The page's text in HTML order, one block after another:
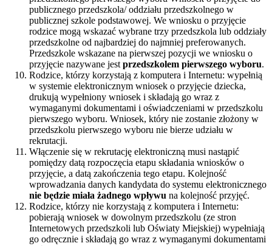
publicznego przedszkola/ oddziału przedszkolnego w
publicznej szkole podstawowej. We wniosku o przyjęcie
rodzice mogą wskazać wybrane trzy przedszkola lub oddziały
przedszkolne od najbardziej do najmniej preferowanych.
Przedszkole wskazane na pierwszej pozycji we wniosku o
przyjęcie nazywane jest przedszkolem pierwszego wyboru.
Rodzice, którzy korzystają z komputera i Internetu: wypełnią
w systemie elektronicznym wniosek o przyjęcie dziecka,
drukują wypełniony wniosek i składają go wraz z
wymaganymi dokumentami i oświadczeniami w przedszkolu
pierwszego wyboru. Wniosek, który nie zostanie złożony w
przedszkolu pierwszego wyboru nie bierze udziału w
rekrutacji.
Włączenie się w rekrutację elektroniczną musi nastąpić
pomiędzy datą rozpoczęcia etapu składania wniosków o
przyjęcie, a datą zakończenia tego etapu. Kolejność
wprowadzania danych kandydata do systemu elektronicznego
nie będzie miała żadnego wpływu na kolejność przyjęć.
Rodzice, którzy nie korzystają z komputera i Internetu:
pobierają wniosek w dowolnym przedszkolu (ze stron
Internetowych przedszkoli lub Oświaty Miejskiej) wypełniają
go odręcznie i składają go wraz z wymaganymi dokumentami